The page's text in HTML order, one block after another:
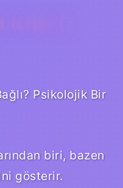
ILIMIZE
Psikolojik Bir
biri, bazen
gösterir.